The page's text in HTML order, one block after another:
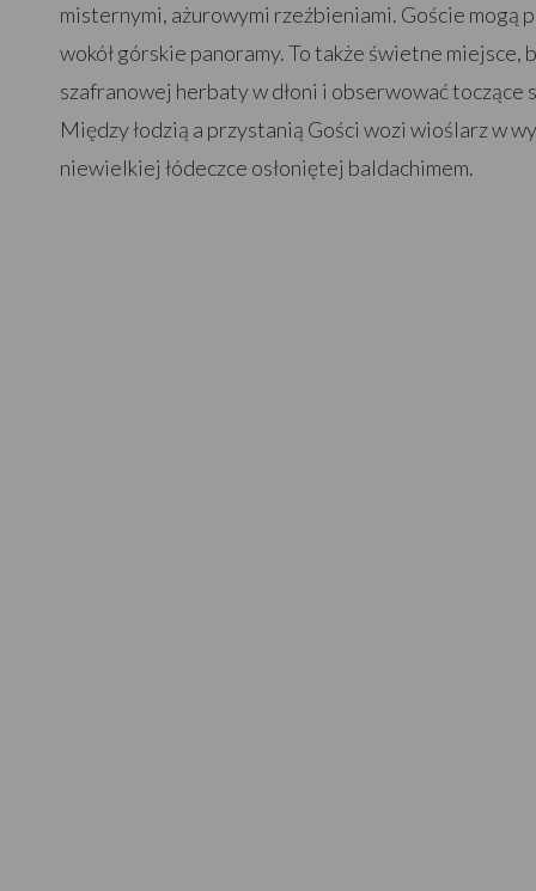
misternymi, ażurowymi rzeźbieniami. Goście mogą
wokół górskie panoramy. To także świetne miejsce,
szafranowej herbaty w dłoni i obserwować toczące
Między łodzią a przystanią Gości wozi wioślarz w
niewielkiej łódeczce osłoniętej baldachimem.